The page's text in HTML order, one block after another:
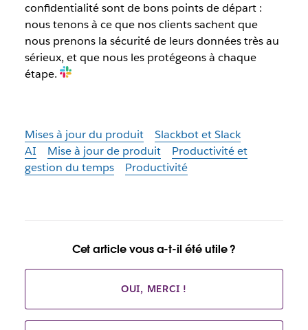
confidentialité sont de bons points de départ :
nous tenons à ce que nos clients sachent que
nous prenons la sécurité de leurs données très au
sérieux, et que nous les protégeons à chaque
étape.
Mises à jour du produit
Slackbot et Slack
AI
Mise à jour de produit
Productivité et
gestion du temps
Productivité
Cet article vous a-t-il été utile ?
OUI, MERCI !